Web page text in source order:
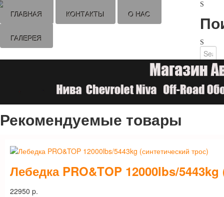
ГЛАВНАЯ КОНТАКТЫ О НАС
ГАЛЕРЕЯ
Рекомендуемые товары
Лебедка PRO&TOP 12000lbs/
22950 p.